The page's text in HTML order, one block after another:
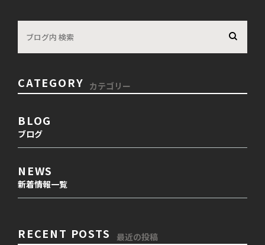
CATEGORY カテゴリー
BLOG
ブログ
NEWS
新着情報一覧
RECENT POSTS 最近の投稿